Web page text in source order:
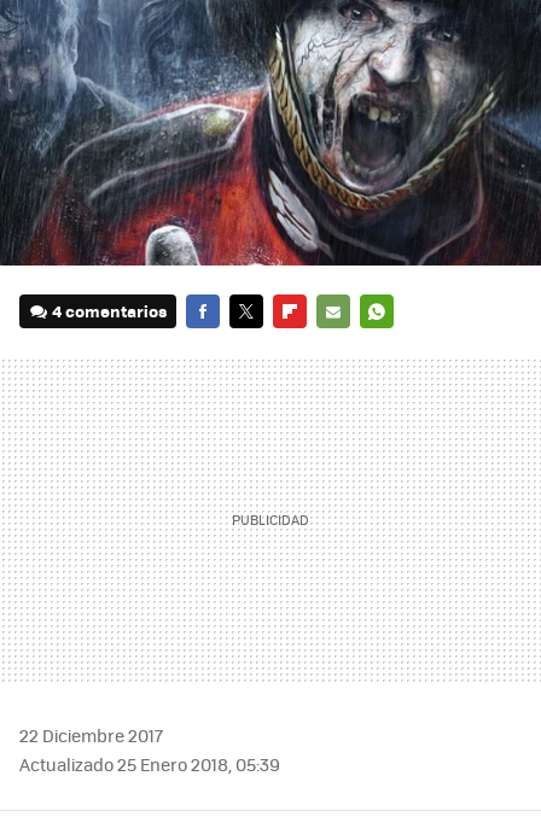
4 comentarios
MAIL
22 Diciembre 2017
Actualizado 25 Enero 2018, 05:39